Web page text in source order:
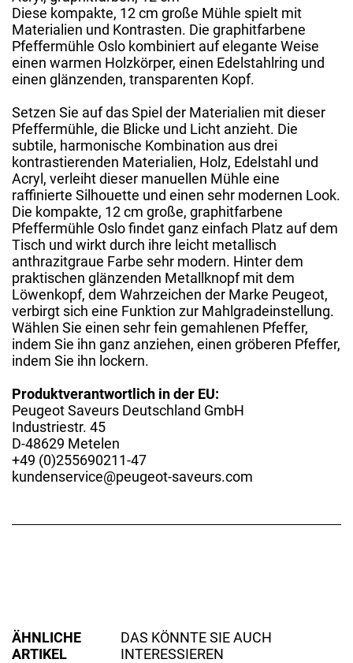
Diese kompakte, 12 cm große Mühle spielt mit
Materialien und Kontrasten. Die graphitfarbene
Pfeffermühle Oslo kombiniert auf elegante Weise
einen warmen Holzkörper, einen Edelstahlring und
einen glänzenden, transparenten Kopf.
Setzen Sie auf das Spiel der Materialien mit dieser
Pfeffermühle, die Blicke und Licht anzieht. Die
subtile, harmonische Kombination aus drei
kontrastierenden Materialien, Holz, Edelstahl und
Acryl, verleiht dieser manuellen Mühle eine
raffinierte Silhouette und einen sehr modernen Look.
Die kompakte, 12 cm große, graphitfarbene
Pfeffermühle Oslo findet ganz einfach Platz auf dem
Tisch und wirkt durch ihre leicht metallisch
anthrazitgraue Farbe sehr modern. Hinter dem
praktischen glänzenden Metallknopf mit dem
Löwenkopf, dem Wahrzeichen der Marke Peugeot,
verbirgt sich eine Funktion zur Mahlgradeinstellung.
Wählen Sie einen sehr fein gemahlenen Pfeffer,
indem Sie ihn ganz anziehen, einen gröberen Pfeffer,
indem Sie ihn lockern.
Produktverantwortlich in der EU:
Peugeot Saveurs Deutschland GmbH
Industriestr. 45
D-48629 Metelen
+49 (0)255690211-47
kundenservice@peugeot-saveurs.com
ÄHNLICHE
ARTIKEL
DAS KÖNNTE SIE AUCH
INTERESSIEREN